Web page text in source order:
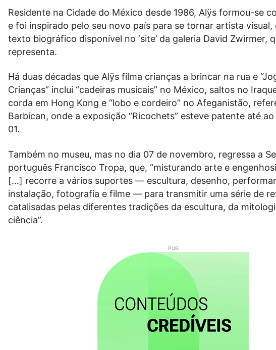
Residente na Cidade do México desde 1986, Alÿs formou-se
e foi inspirado pelo seu novo país para se tornar artista visual,
texto biográfico disponível no ‘site’ da galeria David Zwirmer,
representa.
Há duas décadas que Alÿs filma crianças a brincar na rua e
Crianças” inclui “cadeiras musicais” no México, saltos no
corda em Hong Kong e “lobo e cordeiro” no Afeganistão,
Barbican, onde a exposição “Ricochets” esteve patente até
01.
Também no museu, mas no dia 07 de novembro, regressa a
português Francisco Tropa, que, “misturando arte e
[…] recorre a vários suportes — escultura, desenho,
instalação, fotografia e filme — para transmitir uma série de
catalisadas pelas diferentes tradições da escultura, da
ciência”.